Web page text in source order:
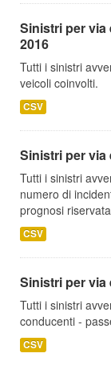
Sinistri per via
2016
Tutti i sinistri
veicoli coinvolti.
CSV
Sinistri per via
Tutti i sinistri
numero di
prognosi
CSV
Sinistri per via
Tutti i sinistri
conducenti -
CSV